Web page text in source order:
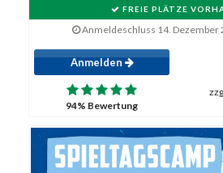
FREIE PLÄTZE
Anmeldeschluss 14. Dezember
Anmelden
94% Bewertung